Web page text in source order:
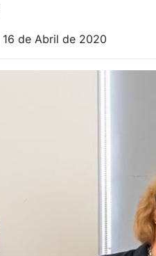
16 de Abril de 2020